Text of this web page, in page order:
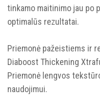
tinkamo maitinimo jau po
optimalūs rezultatai.
Priemonė pažeistiems ir
Diaboost Thickening
Priemonė lengvos
naudojimui.